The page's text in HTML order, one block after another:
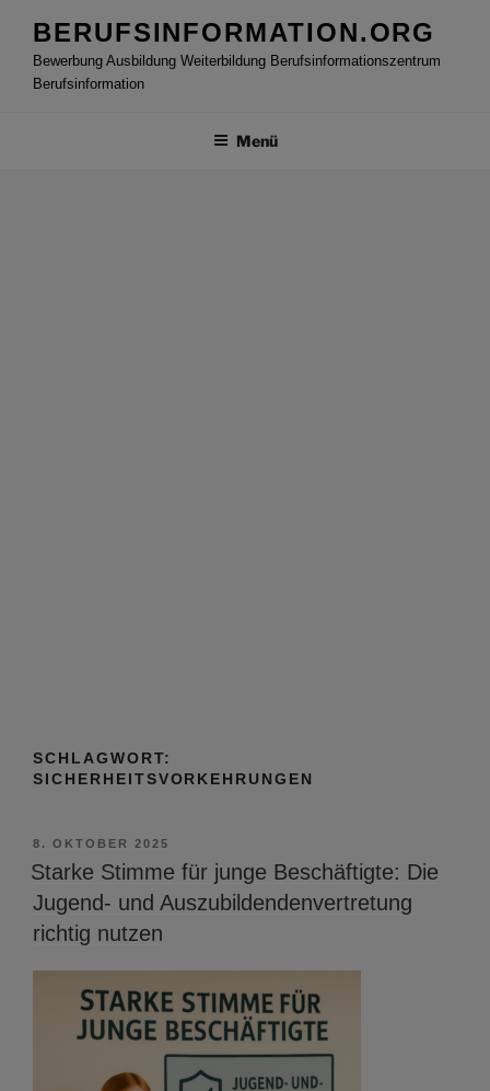
Inhalt
springen
BERUFSINFORMATION.ORG
Bewerbung Ausbildung Weiterbildung Berufsinformationszentrum
Berufsinformation
Menü
SCHLAGWORT:
SICHERHEITSVORKEHRUNGEN
VERÖFFENTLICHT
AM
8. OKTOBER 2025
Starke Stimme für junge Beschäftigte: Die
Jugend- und Auszubildendenvertretung
richtig nutzen